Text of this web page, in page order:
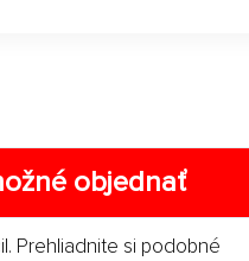
objednať
Prehliadnite si podobné